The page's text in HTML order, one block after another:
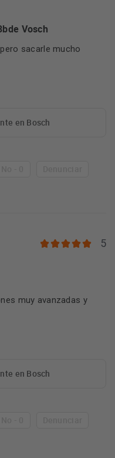
Vosch
sacarle mucho
en Bosch
5
muy avanzadas y
en Bosch